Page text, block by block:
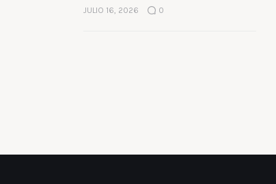
JULIO 16, 2026 0